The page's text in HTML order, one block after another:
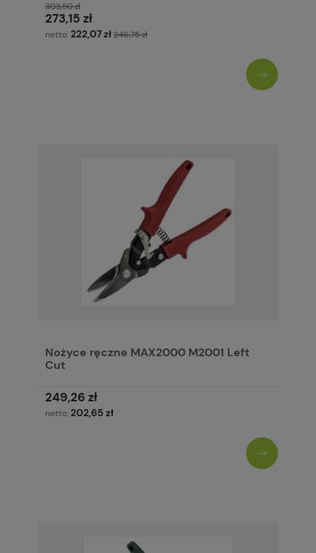
273,15 zł
303,50 zł
netto:222,07 zł246,75 zł
Nożyce ręczne MAX2000 M2001 Left
Cut
249,26 zł
netto:202,65 zł